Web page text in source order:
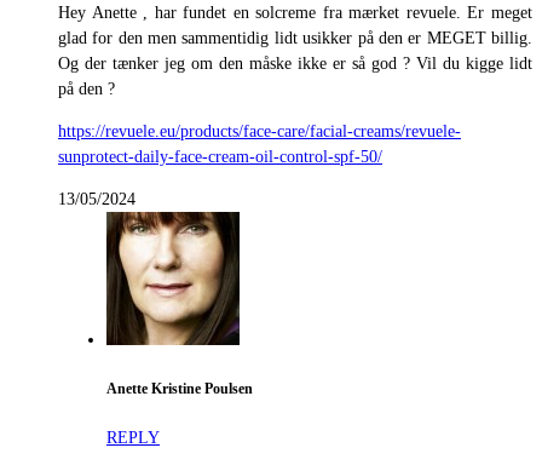
Hey Anette , har fundet en solcreme fra mærket revuele. Er meget
glad for den men sammentidig lidt usikker på den er MEGET billig.
Og der tænker jeg om den måske ikke er så god ? Vil du kigge lidt
på den ?
https://revuele.eu/products/face-care/facial-creams/revuele-
sunprotect-daily-face-cream-oil-control-spf-50/
13/05/2024
Anette Kristine Poulsen
REPLY